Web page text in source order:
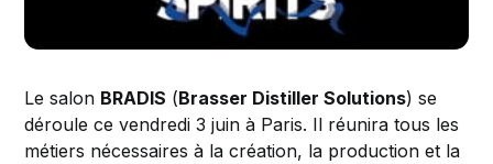
Le salon BRADIS (Brasser Distiller Solutions) se
déroule ce vendredi 3 juin à Paris. Il réunira tous les
métiers nécessaires à la création, la production et la